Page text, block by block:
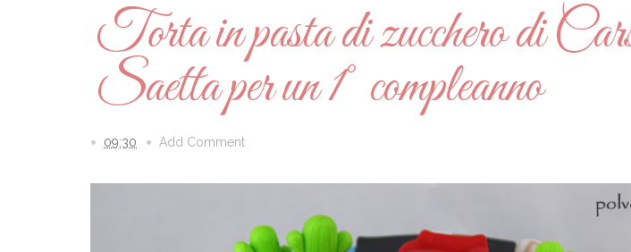
Torta in pasta di zucchero di
Saetta per un 1° compleanno
09:30 Add Comment